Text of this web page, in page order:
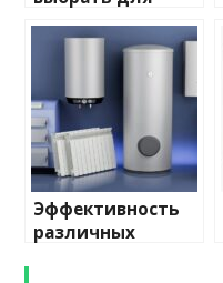
домашнего
освещения
Эффективность
различных